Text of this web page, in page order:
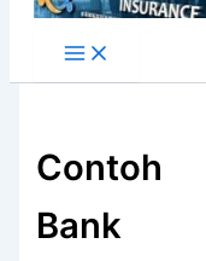
Contoh
Bank